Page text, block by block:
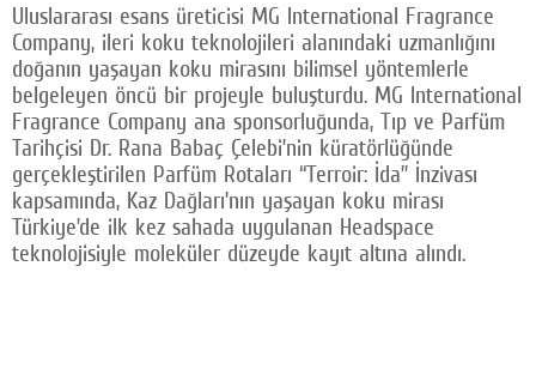
Facebook
Twitter
Google Plus
© 2026 TÜM HAKLARI SAKLIDIR
Uluslararası esans üreticisi MG International Fragrance
Company, ileri koku teknolojileri alanındaki uzmanlığını
doğanın yaşayan koku mirasını bilimsel yöntemlerle
belgeleyen öncü bir projeyle buluşturdu. MG International
Fragrance Company ana sponsorluğunda, Tıp ve Parfüm
Tarihçisi Dr. Rana Babaç Çelebi’nin küratörlüğünde
gerçekleştirilen Parfüm Rotaları “Terroir: İda” İnzivası
kapsamında, Kaz Dağları’nın yaşayan koku mirası
Türkiye’de ilk kez sahada uygulanan Headspace
teknolojisiyle moleküler düzeyde kayıt altına alındı.